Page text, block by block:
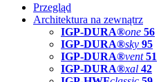
Przegląd
Architektura na zewnątrz
IGP-DURA®one 56
IGP-DURA®sky 95
IGP-DURA®vent 51
IGP-DURA®xal 42